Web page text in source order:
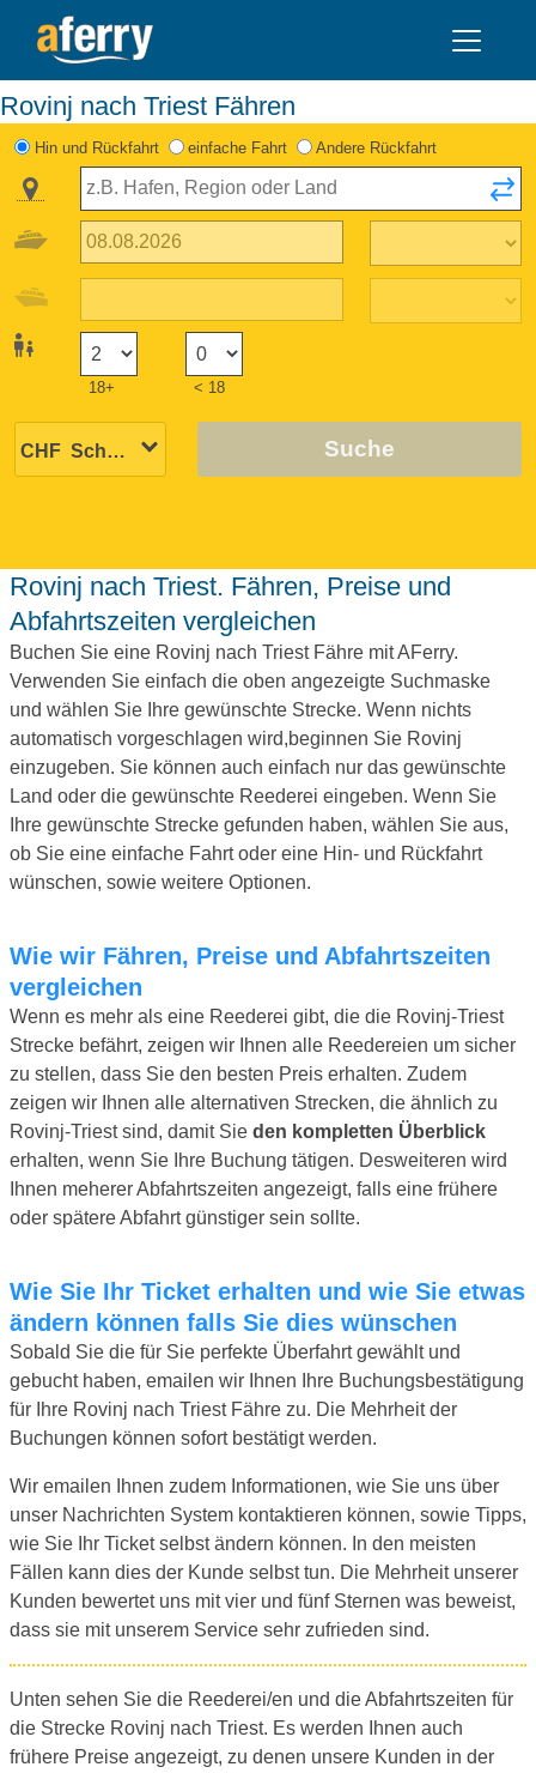
Rovinj nach Triest Fähren
Hin und Rückfahrt einfache Fahrt Andere Rückfahrt
18+ < 18
Suche
Rovinj nach Triest. Fähren, Preise und
Abfahrtszeiten vergleichen
Buchen Sie eine Rovinj nach Triest Fähre mit AFerry.
Verwenden Sie einfach die oben angezeigte Suchmaske
und wählen Sie Ihre gewünschte Strecke. Wenn nichts
automatisch vorgeschlagen wird,beginnen Sie Rovinj
einzugeben. Sie können auch einfach nur das gewünschte
Land oder die gewünschte Reederei eingeben. Wenn Sie
Ihre gewünschte Strecke gefunden haben, wählen Sie aus,
ob Sie eine einfache Fahrt oder eine Hin- und Rückfahrt
wünschen, sowie weitere Optionen.
Wie wir Fähren, Preise und Abfahrtszeiten
vergleichen
Wenn es mehr als eine Reederei gibt, die die Rovinj-Triest
Strecke befährt, zeigen wir Ihnen alle Reedereien um sicher
zu stellen, dass Sie den besten Preis erhalten. Zudem
zeigen wir Ihnen alle alternativen Strecken, die ähnlich zu
Rovinj-Triest sind, damit Sie den kompletten Überblick
erhalten, wenn Sie Ihre Buchung tätigen. Desweiteren wird
Ihnen meherer Abfahrtszeiten angezeigt, falls eine frühere
oder spätere Abfahrt günstiger sein sollte.
Wie Sie Ihr Ticket erhalten und wie Sie etwas
ändern können falls Sie dies wünschen
Sobald Sie die für Sie perfekte Überfahrt gewählt und
gebucht haben, emailen wir Ihnen Ihre Buchungsbestätigung
für Ihre Rovinj nach Triest Fähre zu. Die Mehrheit der
Buchungen können sofort bestätigt werden.
Wir emailen Ihnen zudem Informationen, wie Sie uns über
unser Nachrichten System kontaktieren können, sowie Tipps,
wie Sie Ihr Ticket selbst ändern können. In den meisten
Fällen kann dies der Kunde selbst tun. Die Mehrheit unserer
Kunden bewertet uns mit vier und fünf Sternen was beweist,
dass sie mit unserem Service sehr zufrieden sind.
Unten sehen Sie die Reederei/en und die Abfahrtszeiten für
die Strecke Rovinj nach Triest. Es werden Ihnen auch
frühere Preise angezeigt, zu denen unsere Kunden in der